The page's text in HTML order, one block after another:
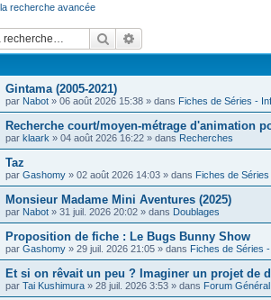
recherche avancée
Rechercher
Gintama (2005-2021)
par Nabot » 06 août 2026 15:38 » dans Fiches de Séries -
Recherche court/moyen-métrage d'animation
par klaark » 04 août 2026 16:22 » dans Recherches
Taz
par Gashomy » 02 août 2026 14:03 » dans Fiches de
Monsieur Madame Mini Aventures (2025)
par Nabot » 31 juil. 2026 20:02 » dans Doublages
Proposition de fiche : Le Bugs Bunny Show
par Gashomy » 29 juil. 2026 21:05 » dans Fiches de Séries
Et si on rêvait un peu ? Imaginer un projet de
par Tai Kushimura » 28 juil. 2026 3:53 » dans Forum Général